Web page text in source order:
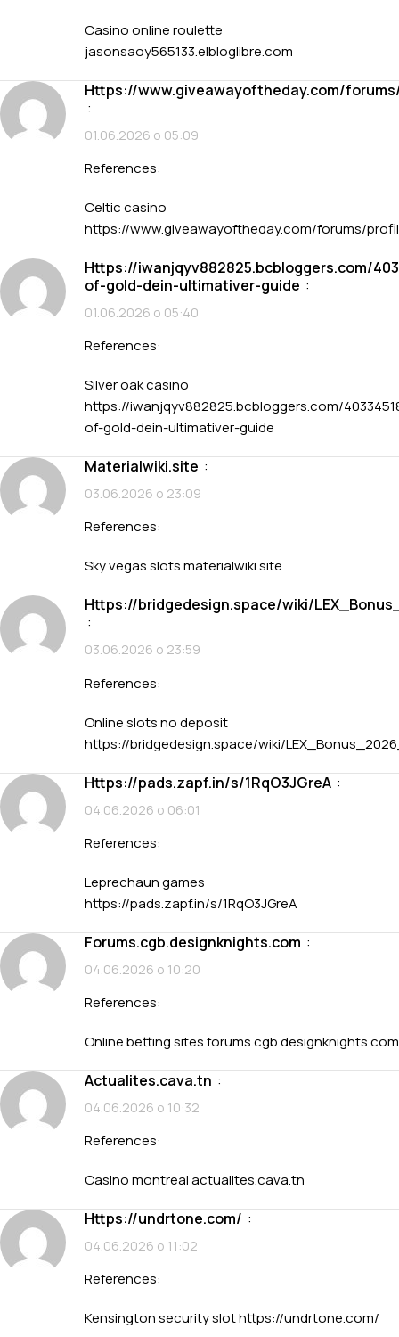
Casino online roulette
jasonsaoy565133.elbloglibre.com
https://www.giveawayoftheday.com/
:
01.06.2026 о 05:09
References:
Celtic casino
https://www.giveawayoftheday.com/forums/
https://iwanjqyv882825.bcbloggers.com/40334518/casino-
of-gold-dein-ultimativer-guide :
01.06.2026 о 05:40
References:
Silver oak casino
https://iwanjqyv882825.bcbloggers.com/
of-gold-dein-ultimativer-guide
materialwiki.site :
03.06.2026 о 23:09
References:
Sky vegas slotsmaterialwiki.site
https://bridgedesign.space/wiki/
:
03.06.2026 о 23:59
References:
Online slots no deposit
https://bridgedesign.space/wiki/
https://pads.zapf.in/s/1RqO3JGreA :
04.06.2026 о 06:01
References:
Leprechaun games
https://pads.zapf.in/s/1RqO3JGreA
forums.cgb.designknights.com :
04.06.2026 о 10:20
References:
Online betting sitesforums.cgb.designknights.com
actualites.cava.tn :
04.06.2026 о 10:32
References:
Casino montrealactualites.cava.tn
https://undrtone.com/ :
04.06.2026 о 11:02
References:
Kensington security slothttps://undrtone.com/